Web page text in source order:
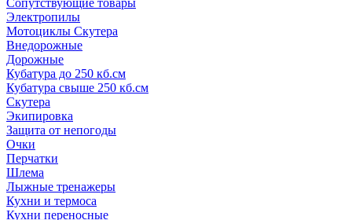
Сопутствующие товары
Электропилы
Мотоциклы Скутера
Внедорожные
Дорожные
Кубатура до 250 кб.см
Кубатура свыше 250 кб.см
Скутера
Экипировка
Защита от непогоды
Очки
Перчатки
Шлема
Лыжные тренажеры
Кухни и термоса
Кухни переносные